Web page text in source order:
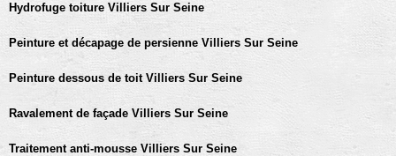
Hydrofuge toiture Villiers Sur Seine
Peinture et décapage de persienne Villiers Sur Seine
Peinture dessous de toit Villiers Sur Seine
Ravalement de façade Villiers Sur Seine
Traitement anti-mousse Villiers Sur Seine